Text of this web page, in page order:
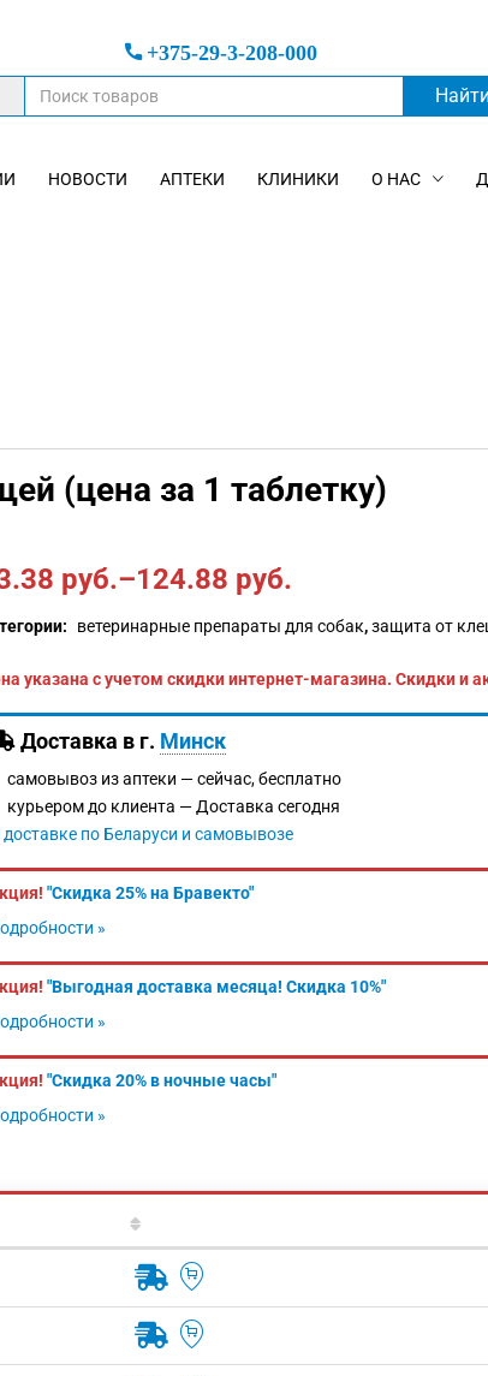
+375-29-3-208-000
НОВОСТИ АПТЕКИ КЛИНИКИ О НАС
(цена за 1 таблетку)
руб.–124.88 руб.
ветеринарные препараты для собак,защита от
указана с учетом скидки интернет-магазина. Скидки и
Доставка в г. Минск
самовывоз из аптеки —сейчас, бесплатно
курьером до клиента — Доставка сегодня
по Беларуси и самовывозе
"Скидка 25% на Бравекто"
»
"Выгодная доставка месяца! Скидка 10%"
»
"Скидка 20% в ночные часы"
»